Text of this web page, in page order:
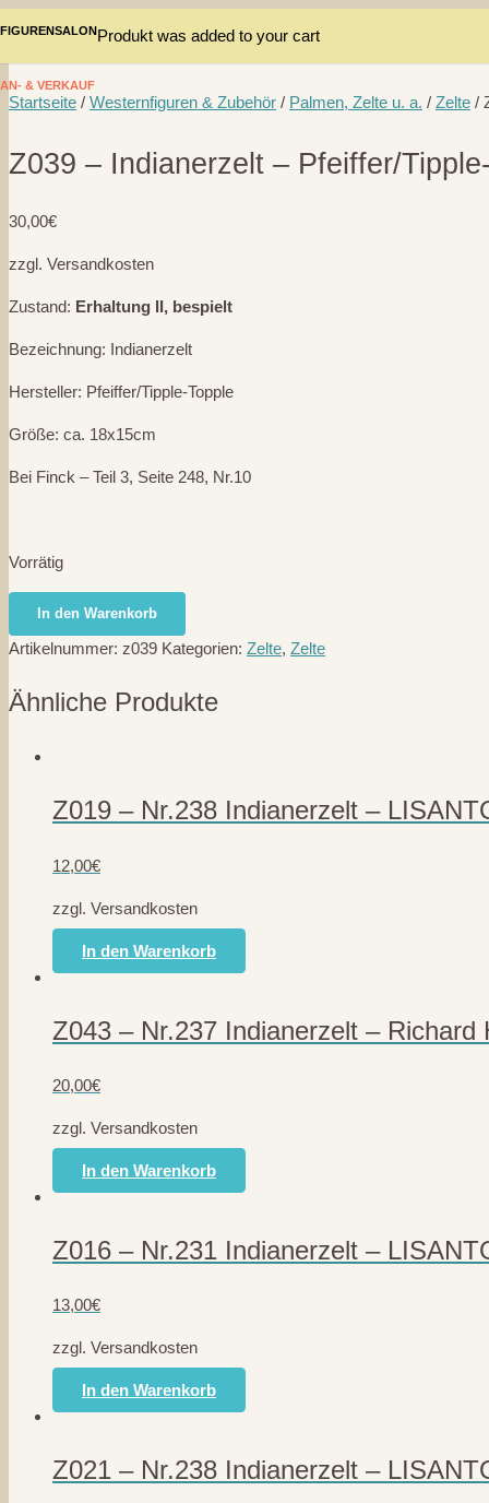
FIGURENSALON
AN- & VERKAUF
Produkt was added to your cart
Startseite / Westernfiguren & Zubehör / Palmen, Zelte u. a. / Zelte /
Z039 – Indianerzelt – Pfeiffer/
30,00€
zzgl. Versandkosten
Zustand: Erhaltung II, bespielt
Bezeichnung: Indianerzelt
Hersteller: Pfeiffer/Tipple-Topple
Größe: ca. 18x15cm
Bei Finck – Teil 3, Seite 248, Nr.10
Vorrätig
Z039
-
Indianerzelt
Pfeiffer/Tipple-
Menge
In den Warenkorb
Artikelnummer: z039 Kategorien: Zelte, Zelte
Ähnliche Produkte
Z019 – Nr.238 Indianerzelt –
12,00€
zzgl. Versandkosten
In den Warenkorb
Z043 – Nr.237 Indianerzelt – Richard
20,00€
zzgl. Versandkosten
In den Warenkorb
Z016 – Nr.231 Indianerzelt –
13,00€
zzgl. Versandkosten
In den Warenkorb
Z021 – Nr.238 Indianerzelt –